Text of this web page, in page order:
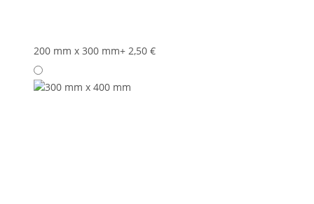
200 mm x 300 mm+ 2,50 €